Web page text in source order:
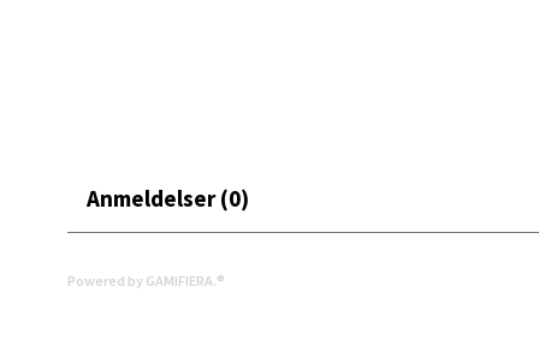
Anmeldelser (0)
Powered by GAMIFIERA.®